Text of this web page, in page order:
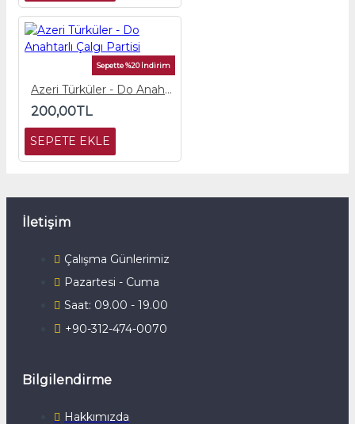
Sepette %20 İndirim
Azeri Türküler - Do Anahtarlı Çalgı Partisi
200,00TL
SEPETE EKLE
İletişim
Çalışma Günlerimiz
Pazartesi - Cuma
Saat: 09.00 - 19.00
+90-312-474-0070
Bilgilendirme
Hakkımızda